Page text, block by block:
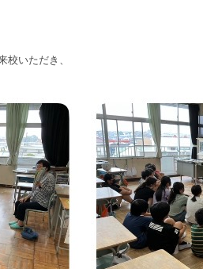
校いただき、